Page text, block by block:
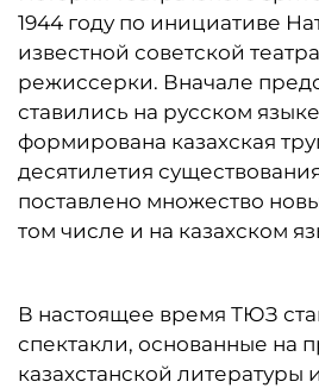
1944 году по инициативе
известной советской
режиссерки. Вначале
ставились на русском
формирована казахская
десятилетия
поставлено множество
том числе и на казахском
В настоящее время ТЮЗ
спектакли, основанные на
казахстанской литературы